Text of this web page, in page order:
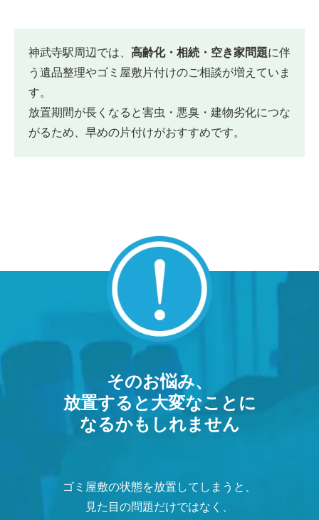
神武寺駅周辺では、 高齢化・相続・空き家問題に伴
う遺品整理やゴミ屋敷片付けのご相談が増えていま
す。
放置期間が長くなると害虫・悪臭・建物劣化につな
がるため、早めの片付けがおすすめです。
そのお悩み、
放置すると大変なことに
なるかもしれません
ゴミ屋敷の状態を放置してしまうと、
見た目の問題だけではなく、